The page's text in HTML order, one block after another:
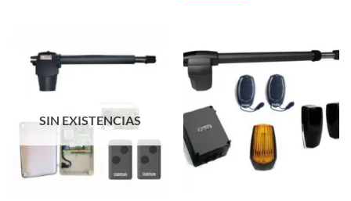
SIN EXISTENCIAS